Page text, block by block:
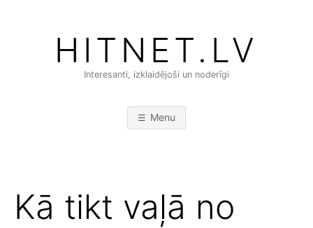
HITNET.LV
Interesanti, izklaidējoši un noderīgi
Menu
Kā tikt vaļā no